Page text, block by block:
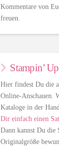
Kommentare von
freuen.
Stampin’
Hier findest Du die
Online-Anschauen.
Kataloge in der
Dir einfach einen
Dann kannst Du die
Originalgröße